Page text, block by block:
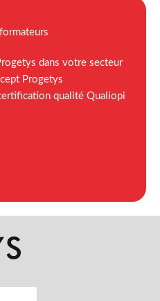
dans votre secteur
Progetys
qualité Qualiopi